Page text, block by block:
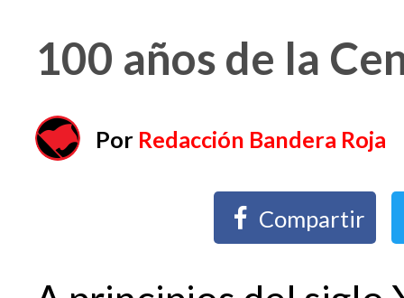
100 años de la
Por Redacción Bandera Roja
Compartir